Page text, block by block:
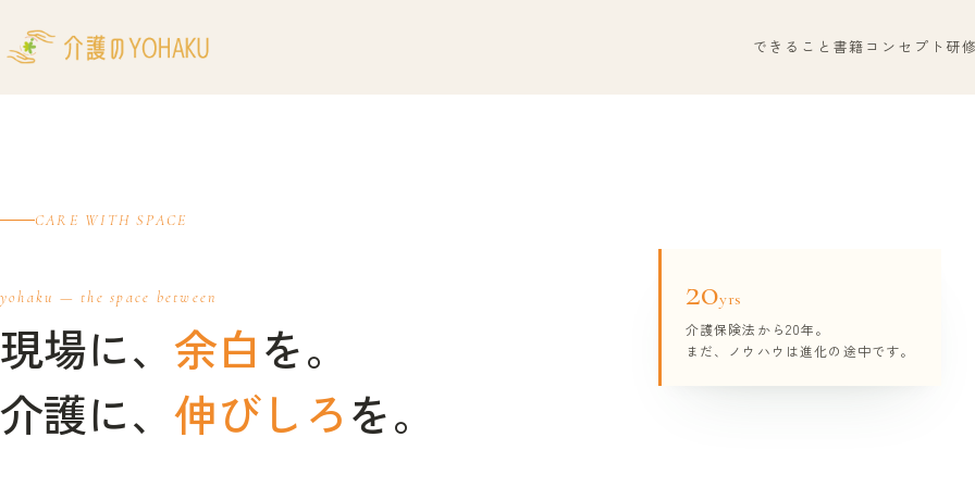
テ
ゲ
できること 書籍 コンセプト 研
CARE WITH SPACE
yohaku — the space between
現場に、 余白を。
介護に、 伸びしろを。
20yrs
介護保険法から20年。
まだ、ノウハウは進化の途中です。